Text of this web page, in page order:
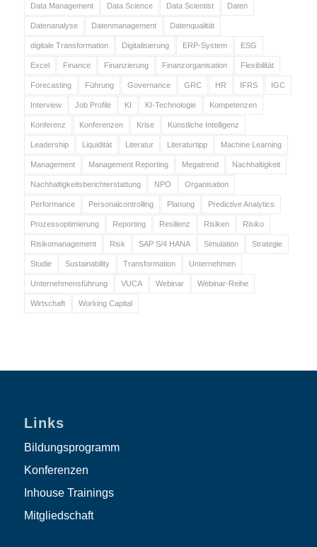
Data Management Data Science Data Scientist Daten
Datenanalyse Datenmanagement Datenqualität
digitale Transformation Digitalisierung ERP-System ESG
Excel Finance Finanzierung Finanzorganisation Flexibilität
Forecasting Führung Governance GRC HR IFRS IGC
Interview Job Profile KI KI-Technologie Kompetenzen
Konferenz Konferenzen Krise Künstliche Intelligenz
Leadership Liquidität Literatur Literaturtipp Machine Learning
Management Management Reporting Megatrend Nachhaltigkeit
Nachhaltigkeitsberichterstattung NPO Organisation
Performance Personalcontrolling Planung Predictive Analytics
Prozessoptimierung Reporting Resilienz Risiken Risiko
Risikomanagement Risk SAP S/4 HANA Simulation Strategie
Studie Sustainability Transformation Unternehmen
Unternehmensführung VUCA Webinar Webinar-Reihe
Wirtschaft Working Capital
Links
Bildungsprogramm
Konferenzen
Inhouse Trainings
Mitgliedschaft